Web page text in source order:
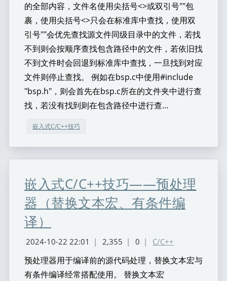
的全部内容，文件名使用尖括号<>或双引号""包
裹，使用尖括号<>只会在标准库中查找，使用双
引号""会优先查找源文件同级目录中的文件，若找
不到则会按顺序查找包含路径中的文件，若依旧找
不到文件时会回退到标准库中查找，一旦找到对应
文件则停止查找。 例如在bsp.c中使用#include
"bsp.h"，则会首先在bsp.c所在的文件夹中进行查
找，若没有找到则在包含路径中进行查…
嵌入式C/C++技巧
嵌入式C/C++技巧——预处理
器（替换文本宏、有条件编
译）
2024-10-22 22:01 | 2,355 | 0 | C/C++
预处理器用于编译前的源代码处理，替换文本宏与
有条件编译经常搭配使用。 替换文本宏